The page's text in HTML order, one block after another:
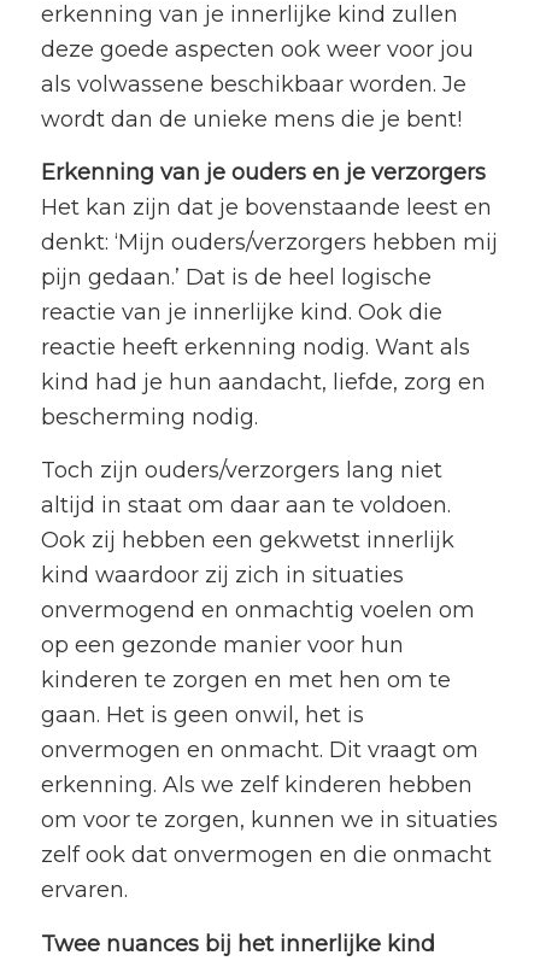
erkenning van je innerlijke kind zullen
deze goede aspecten ook weer voor jou
als volwassene beschikbaar worden. Je
wordt dan de unieke mens die je bent!
Erkenning van je ouders en je verzorgers
Het kan zijn dat je bovenstaande leest en
denkt: ‘Mijn ouders/verzorgers hebben mij
pijn gedaan.’ Dat is de heel logische
reactie van je innerlijke kind. Ook die
reactie heeft erkenning nodig. Want als
kind had je hun aandacht, liefde, zorg en
bescherming nodig.
Toch zijn ouders/verzorgers lang niet
altijd in staat om daar aan te voldoen.
Ook zij hebben een gekwetst innerlijk
kind waardoor zij zich in situaties
onvermogend en onmachtig voelen om
op een gezonde manier voor hun
kinderen te zorgen en met hen om te
gaan. Het is geen onwil, het is
onvermogen en onmacht. Dit vraagt om
erkenning. Als we zelf kinderen hebben
om voor te zorgen, kunnen we in situaties
zelf ook dat onvermogen en die onmacht
ervaren.
Twee nuances bij het innerlijke kind